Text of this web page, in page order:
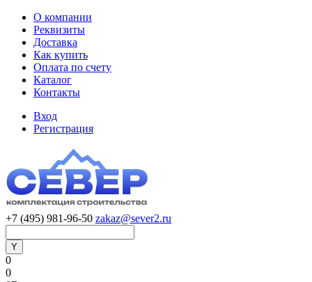
О компании
Реквизиты
Доставка
Как купить
Оплата по счету
Каталог
Контакты
Вход
Регистрация
+7 (495) 981-96-50 zakaz@sever2.ru
0
0